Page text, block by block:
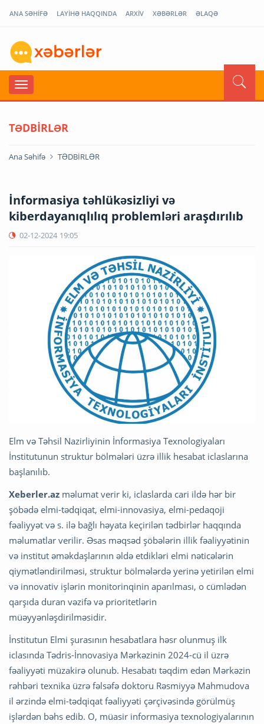
ANA SƏHİFƏ LAYİHƏ HAQQINDA ARXİV XƏBƏRLƏR ƏLAQƏ
TƏDBİRLƏR
Ana Səhifə TƏDBİRLƏR
İnformasiya təhlükəsizliyi və
kiberdayanıqlılıq problemləri araşdırılıb
02-12-2024 19:05
Elm və Təhsil Nazirliyinin İnformasiya Texnologiyaları
İnstitutunun struktur bölmələri üzrə illik hesabat iclaslarına
başlanılıb.
Xeberler.az məlumat verir ki, iclaslarda cari ildə hər bir
şöbədə elmi-tədqiqat, elmi-innovasiya, elmi-pedaqoji
fəaliyyət və s. ilə bağlı həyata keçirilən tədbirlər haqqında
məlumatlar verilir. Əsas məqsəd şöbələrin illik fəaliyyətinin
və institut əməkdaşlarının əldə etdikləri elmi nəticələrin
qiymətləndirilməsi, struktur bölmələrdə yerinə yetirilən elmi
və innovativ işlərin monitorinqinin aparılması, o cümlədən
qarşıda duran vəzifə və prioritetlərin
müəyyənləşdirilməsidir.
İnstitutun Elmi şurasının hesabatlara həsr olunmuş ilk
iclasında Tədris-İnnovasiya Mərkəzinin 2024-cü il üzrə
fəaliyyəti müzakirə olunub. Hesabatı təqdim edən Mərkəzin
rəhbəri texnika üzrə fəlsəfə doktoru Rəsmiyyə Mahmudova
il ərzində elmi-tədqiqat fəaliyyəti çərçivəsində görülmüş
işlərdən bəhs edib. O, müasir informasiya texnologiyalarının